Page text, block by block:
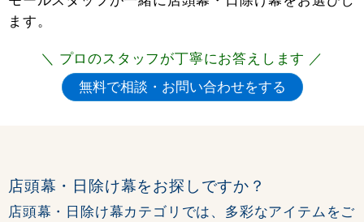
ます。
＼ プロのスタッフが丁寧にお答えします ／
店頭幕・日除け幕をお探しですか？
店頭幕・日除け幕カテゴリでは、多彩なアイテムをご